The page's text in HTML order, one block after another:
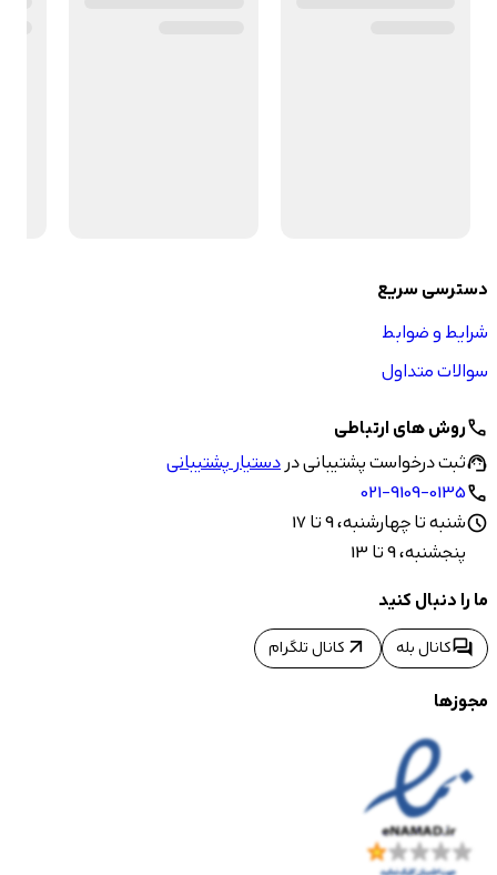
دسترسی سریع
شرایط و ضوابط
سوالات متداول
callروش های ارتباطی
support_agentثبت درخواست پشتیبانی دردستیار پشتیبانی
call
021-9109-0135
scheduleشنبه تا چهارشنبه، 9 تا 17
پنجشنبه، 9 تا 13
ما را دنبال کنید
forumکانال بله arrow_outward کانال تلگرام
مجوزها